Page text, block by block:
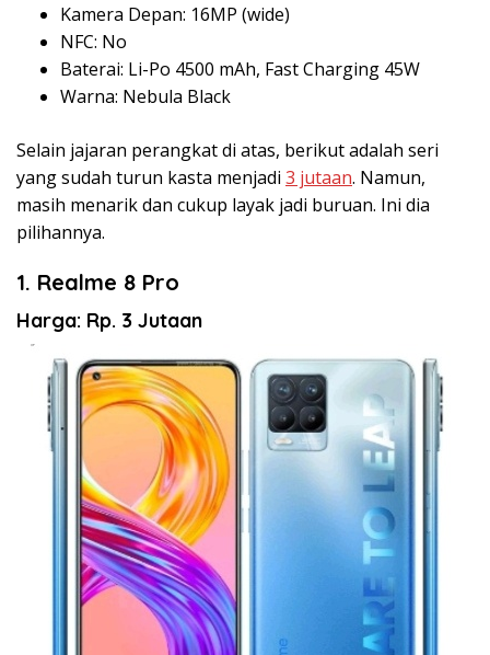
Kamera Depan: 16MP (wide)
NFC: No
Baterai: Li-Po 4500 mAh, Fast Charging 45W
Warna: Nebula Black
Selain jajaran perangkat di atas, berikut adalah seri
yang sudah turun kasta menjadi 3 jutaan. Namun,
masih menarik dan cukup layak jadi buruan. Ini dia
pilihannya.
1. Realme 8 Pro
Harga: Rp. 3 Jutaan